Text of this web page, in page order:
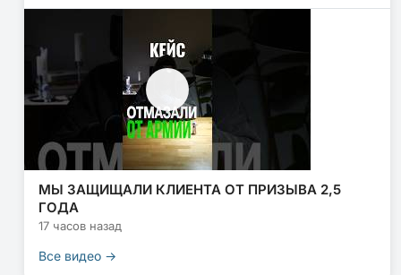
МЫ ЗАЩИЩАЛИ КЛИЕНТА ОТ ПРИЗЫВА 2,5
ГОДА
17 часов назад
Все видео →